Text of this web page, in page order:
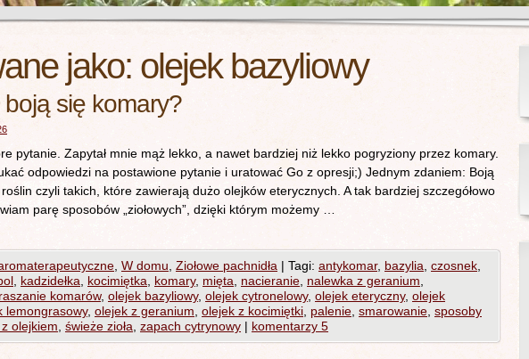
jako: olejek bazyliowy
boją się komary?
pytanie. Zapytał mnie mąż lekko, a nawet bardziej niż lekko pogryziony przez komary.
odpowiedzi na postawione pytanie i uratować Go z opresji;) Jednym zdaniem: Boją
czyli takich, które zawierają dużo olejków eterycznych. A tak bardziej szczegółowo
parę sposobów „ziołowych”, dzięki którym możemy …
W domu Ziołowe pachnidła | Tagi: antykomar, bazylia czosnek
kadzidełka kocimiętka komary, mięta nacieranie nalewka z geranium
komarów, olejek bazyliowy, olejek cytronelowy, olejek eteryczny, olejek
lemongrasowy, olejek z geranium olejek z kocimiętki palenie smarowanie sposoby
olejkiem świeże zioła zapach cytrynowy | komentarzy 5